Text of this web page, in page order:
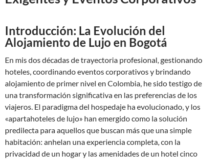
Introducción: La Evolución del
Alojamiento de Lujo en Bogotá
En mis dos décadas de trayectoria profesional, gestionando
hoteles, coordinando eventos corporativos y brindando
alojamiento de primer nivel en Colombia, he sido testigo de
una transformación significativa en las preferencias de los
viajeros. El paradigma del hospedaje ha evolucionado, y los
«apartahoteles de lujo» han emergido como la solución
predilecta para aquellos que buscan más que una simple
habitación: anhelan una experiencia completa, con la
privacidad de un hogar y las amenidades de un hotel cinco